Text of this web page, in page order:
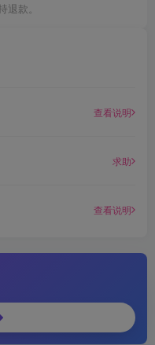
款。
查看说明
求助
查看说明